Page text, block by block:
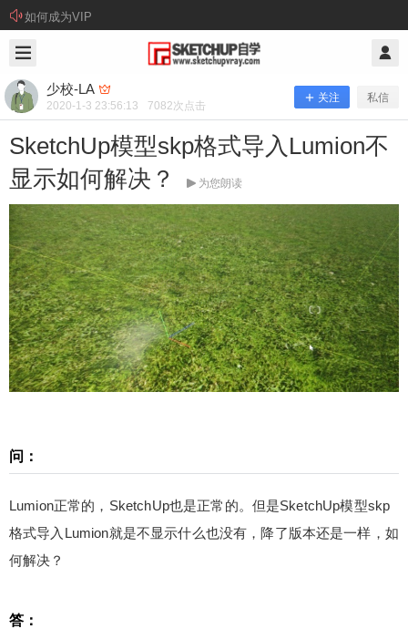
如何成为VIP
少校-LA
2020-1-3 23:56:13 7082次点击
关注 私信
SketchUp模型skp格式导入Lumion不
显示如何解决？
为您朗读
问：
Lumion正常的，SketchUp也是正常的。但是SketchUp模型skp
格式导入Lumion就是不显示什么也没有，降了版本还是一样，如
何解决？
答：
少校-LA @ SketchUp自学
SketchUp模型skp格式导入Lumion不
显示如何解决？
问： Lumion正常的，SketchUp也是正常的。但是S
容已被隐藏，您需要登录才能查看 登录立刻注册 0
扫描二维码继续阅读